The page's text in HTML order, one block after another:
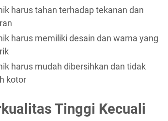
harus tahan terhadap tekanan dan
harus memiliki desain dan warna yang
harus mudah dibersihkan dan tidak
kotor
Tinggi Kecuali